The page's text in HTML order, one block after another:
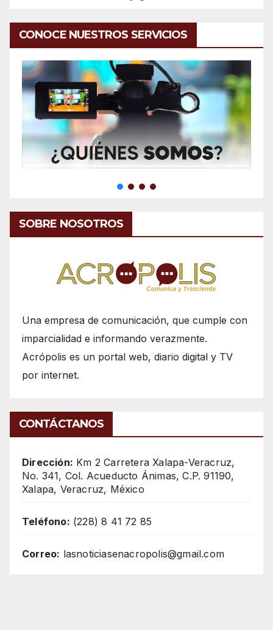
CONOCE NUESTROS SERVICIOS
SOBRE NOSOTROS
Una empresa de comunicación, que cumple con
imparcialidad e informando verazmente.
Acrópolis es un portal web, diario digital y TV
por internet.
CONTÁCTANOS
Dirección: Km 2 Carretera Xalapa-Veracruz,
No. 341, Col. Acueducto Ánimas, C.P. 91190,
Xalapa, Veracruz, México
Teléfono: (228) 8 41 72 85
Correo: lasnoticiasenacropolis@gmail.com